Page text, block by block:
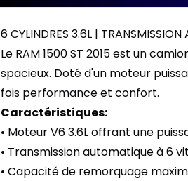
6 CYLINDRES 3.6L |
Le RAM 1500 ST 2015 est un
spacieux. Doté d'un moteur
fois performance et confort.
Caractéristiques:
• Moteur V6 3.6L offrant une
• Transmission automatique à 6
• Capacité de remorquage